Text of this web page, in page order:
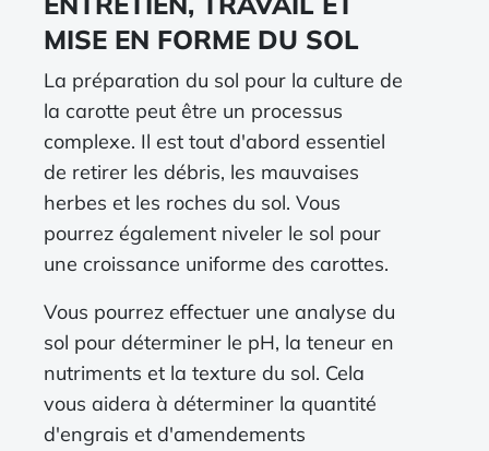
MISE EN FORME DU SOL
La préparation du sol pour la culture de
la carotte peut être un processus
complexe. Il est tout d'abord essentiel
de retirer les débris, les mauvaises
herbes et les roches du sol. Vous
pourrez également niveler le sol pour
une croissance uniforme des carottes.
Vous pourrez effectuer une analyse du
sol pour déterminer le pH, la teneur en
nutriments et la texture du sol. Cela
vous aidera à déterminer la quantité
d'engrais et d'amendements